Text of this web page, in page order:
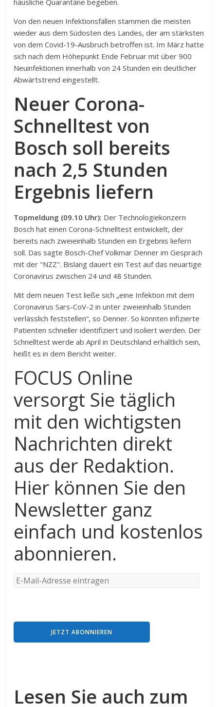
häusliche Quarantäne begeben.
Von den neuen Infektionsfällen stammen die meisten
wieder aus dem Südosten des Landes, der am stärksten
von dem Covid-19-Ausbruch betroffen ist. Im März hatte
sich nach dem Höhepunkt Ende Februar mit über 900
Neuinfektionen innerhalb von 24 Stunden ein deutlicher
Abwärtstrend eingestellt.
Neuer Corona-
Schnelltest von
Bosch soll bereits
nach 2,5 Stunden
Ergebnis liefern
Topmeldung (09.10 Uhr): Der Technologiekonzern
Bosch hat einen Corona-Schnelltest entwickelt, der
bereits nach zweieinhalb Stunden ein Ergebnis liefern
soll. Das sagte Bosch-Chef Volkmar Denner im Gespräch
mit der "NZZ". Bislang dauert ein Test auf das neuartige
Coronavirus zwischen 24 und 48 Stunden.
Mit dem neuen Test ließe sich „eine Infektion mit dem
Coronavirus Sars-CoV-2 in unter zweieinhalb Stunden
verlässlich feststellen“, so Denner. So könnten infizierte
Patienten schneller identifiziert und isoliert werden. Der
Schnelltest werde ab April in Deutschland erhältlich sein,
heißt es in dem Bericht weiter.
FOCUS Online
versorgt Sie täglich
mit den wichtigsten
Nachrichten direkt
aus der Redaktion.
Hier können Sie den
Newsletter ganz
einfach und kostenlos
abonnieren.
Lesen Sie auch zum